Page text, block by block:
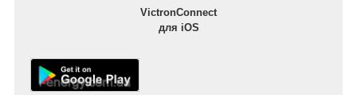
VictronConnect
для iOS